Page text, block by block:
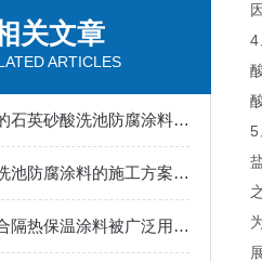
关文章
ARTICLES
选用适合的石英砂酸洗池防腐涂料时，需考虑这几个方面
石英砂酸洗池防腐涂料的施工方案和适用场所说明
气凝胶复合隔热保温涂料被广泛用于哪些领域？
4
5